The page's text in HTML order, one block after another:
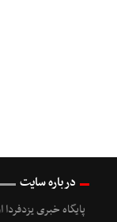
درباره سایت
پایگاه خبری